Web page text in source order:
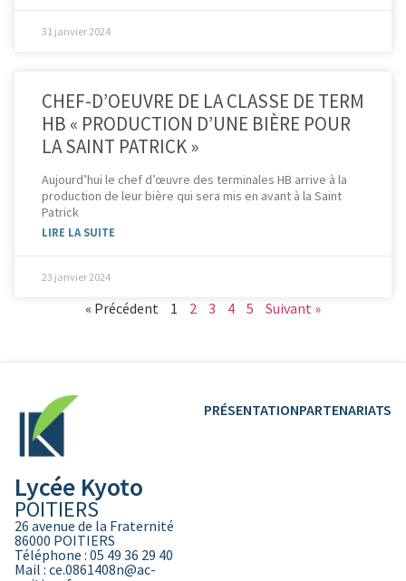
31 janvier 2024
CHEF-D’OEUVRE DE LA CLASSE DE TERM
HB « PRODUCTION D’UNE BIÈRE POUR
LA SAINT PATRICK »
Aujourd’hui le chef d’œuvre des terminales HB arrive à la
production de leur bière qui sera mis en avant à la Saint
Patrick
LIRE LA SUITE
23 janvier 2024
« Précédent 1 2 3 4 5 Suivant »
Lycée Kyoto
POITIERS
26 avenue de la Fraternité
86000 POITIERS
Téléphone : 05 49 36 29 40
Mail : ce.0861408n@ac-
PRÉSENTATIONPARTENARIATS